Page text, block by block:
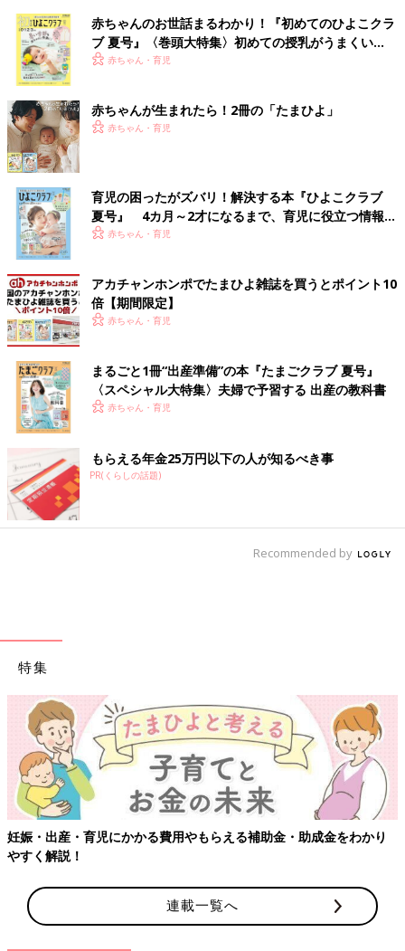
赤ちゃんのお世話まるわかり！『初めてのひよこクラ
ブ 夏号』〈巻頭大特集〉初めての授乳がうまくい
く！ おっぱい・ミルクの基本と夏のトラブル 解決テ
赤ちゃん・育児
赤ちゃんが生まれたら！2冊の「たまひよ」
赤ちゃん・育児
育児の困ったがズバリ！解決する本『ひよこクラブ
夏号』 4カ月～2才になるまで、育児に役立つ情報が
いっぱい！
赤ちゃん・育児
アカチャンホンポでたまひよ雑誌を買うとポイント10
倍【期間限定】
赤ちゃん・育児
まるごと1冊“出産準備”の本『たまごクラブ 夏号』
〈スペシャル大特集〉夫婦で予習する 出産の教科書
赤ちゃん・育児
もらえる年金25万円以下の人が知るべき事
PR(くらしの話題)
Recommended by
特集
妊娠・出産・育児にかかる費用やもらえる補助金・助成金をわかり
やすく解説！
連載一覧へ